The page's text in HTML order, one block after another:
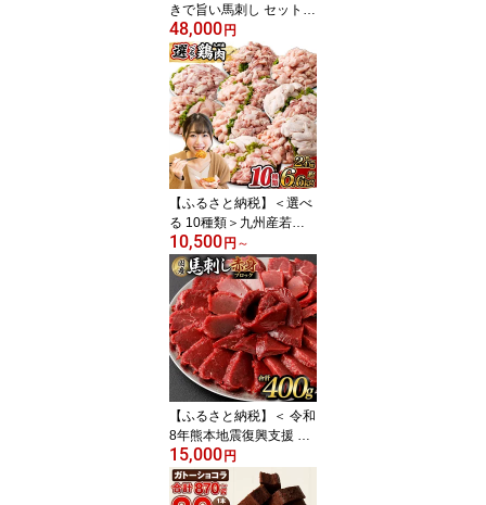
きで旨い馬刺し セット Y
ouTuber ヒカル 厳選！合
計7〜8パック モモ/ロー
ス/ラム 馬肉 特別 加工品
(うまトロ/馬肉タタキ/ユ
ッケ/ハンバーグ) 馬刺し
専用たれ 万能和風ソース
付 赤身 菅乃屋 監修 熊本
県 高森町 送料無料
48,000 円
【ふるさと納税】＜選べ
る 10種類＞九州産若鶏
もも肉 ムネ肉 手羽元 手
羽先 ささみ 計約約2.4kg
～約6.6kg 若鶏 鶏肉 肉
お肉 鶏もも肉 モモ ムネ
むね肉 ササミ カット済
み 唐揚げ 炒め物 煮物 和
食 洋食 冷凍 国産 九州 熊
本県 高森町 送料無料
10,500 円 ～
【ふるさと納税】＜ 令和
8年熊本地震復興支援 ＞
国産 馬刺し赤身 約400g
約80g×4～6個 タレ付き
15000円 1万5000円 鮮馬
15,000 円